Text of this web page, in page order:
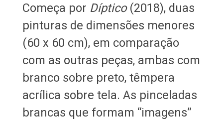
Começa por Díptico(2018), duas
pinturas de dimensões menores
(60 x 60 cm), em comparação
com as outras peças, ambas com
branco sobre preto, têmpera
acrílica sobre tela. As pinceladas
brancas que formam “imagens”